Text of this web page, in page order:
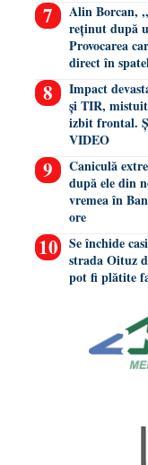
Alin Borcan,
reținut după
Provocarea
direct în
Impact
și TIR,
izbit frontal.
VIDEO
Caniculă
după ele din
vremea în
ore
Se închide
strada Oituz
pot fi plătite